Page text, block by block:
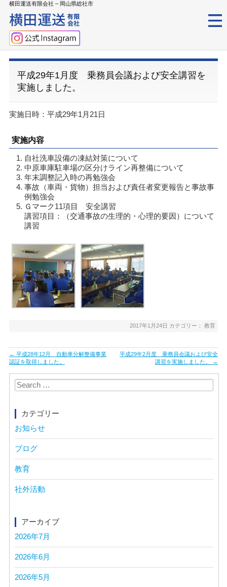
横田運送有限会社 – 岡山県総社市
平成29年1月度 乗務員会議および安全講習を
実施しました。
実施日時：平成29年1月21日
実施内容
自社洗車設備の凍結対策について
中原車庫駐車場の区分けライン再整備について
年末調整記入時の再勉強会
事故（車両・貨物）担当および責任者変更報告と事故事
例勉強会
Ｇマーク11項目 安全講習
講習項目：（交通事故の生理的・心理的要因）について
講習
2017年1月24日 カテゴリー：教育
Post
navigation
← 平成28年12月 自動車分解整備事業
認証を取得しました。
平成29年2月度 乗務員会議および安全
講習を実施しました。
→
Search
for:
カテゴリー
お知らせ
ブログ
教育
社外活動
アーカイブ
2026年7月
2026年6月
2026年5月